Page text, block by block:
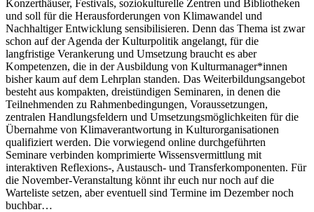
Konzerthäuser, Festivals, soziokulturelle Zentren und Bibliotheken
und soll für die Herausforderungen von Klimawandel und
Nachhaltiger Entwicklung sensibilisieren. Denn das Thema ist zwar
schon auf der Agenda der Kulturpolitik angelangt, für die
langfristige Verankerung und Umsetzung braucht es aber
Kompetenzen, die in der Ausbildung von Kulturmanager*innen
bisher kaum auf dem Lehrplan standen. Das Weiterbildungsangebot
besteht aus kompakten, dreistündigen Seminaren, in denen die
Teilnehmenden zu Rahmenbedingungen, Voraussetzungen,
zentralen Handlungsfeldern und Umsetzungsmöglichkeiten für die
Übernahme von Klimaverantwortung in Kulturorganisationen
qualifiziert werden. Die vorwiegend online durchgeführten
Seminare verbinden komprimierte Wissensvermittlung mit
interaktiven Reflexions-, Austausch- und Transferkomponenten. Für
die November-Veranstaltung könnt ihr euch nur noch auf die
Warteliste setzen, aber eventuell sind Termine im Dezember noch
buchbar…